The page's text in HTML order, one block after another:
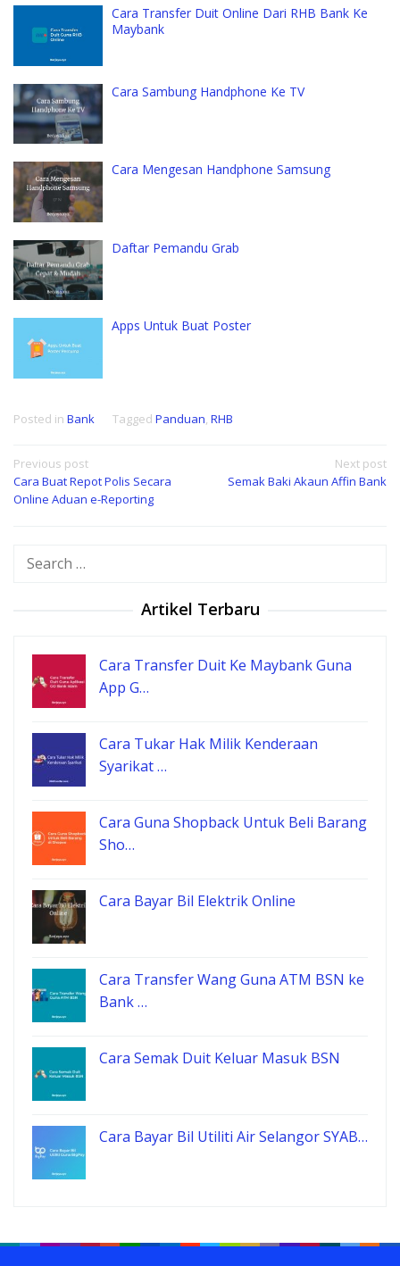
Cara Transfer Duit Online Dari RHB Bank Ke
Maybank
Cara Sambung Handphone Ke TV
Cara Mengesan Handphone Samsung
Daftar Pemandu Grab
Apps Untuk Buat Poster
Posted in Bank Tagged Panduan, RHB
Post
navigation
Previous post
Cara Buat Repot Polis Secara
Online Aduan e-Reporting
Next post
Semak Baki Akaun Affin Bank
Search
Artikel Terbaru
Cara Transfer Duit Ke Maybank Guna
App G…
Cara Tukar Hak Milik Kenderaan
Syarikat …
Cara Guna Shopback Untuk Beli Barang
Sho…
Cara Bayar Bil Elektrik Online
Cara Transfer Wang Guna ATM BSN ke
Bank …
Cara Semak Duit Keluar Masuk BSN
Cara Bayar Bil Utiliti Air Selangor SYAB…